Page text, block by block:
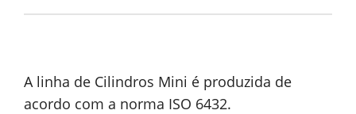
A linha de Cilindros Mini é produzida de
acordo com a norma ISO 6432.